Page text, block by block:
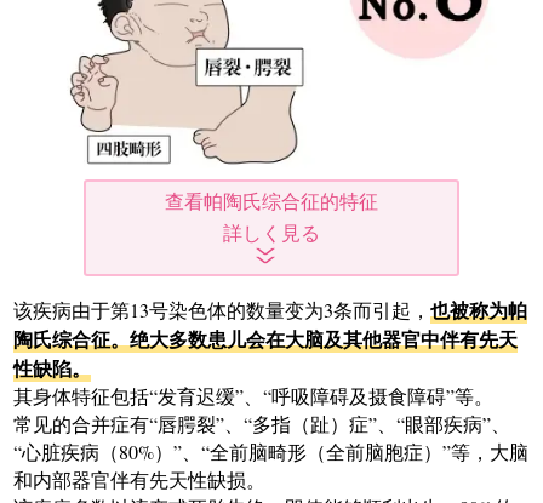
查看帕陶氏综合征的特征
该疾病由于第13号染色体的数量变为3条而引起，也被称为帕
陶氏综合征。绝大多数患儿会在大脑及其他器官中伴有先天
性缺陷。
其身体特征包括“发育迟缓”、“呼吸障碍及摄食障碍”等。
常见的合并症有“唇腭裂”、“多指（趾）症”、“眼部疾病”、
“心脏疾病（80%）”、“全前脑畸形（全前脑胞症）”等，大脑
和内部器官伴有先天性缺损。